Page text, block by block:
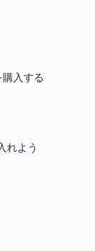
入する
れよう